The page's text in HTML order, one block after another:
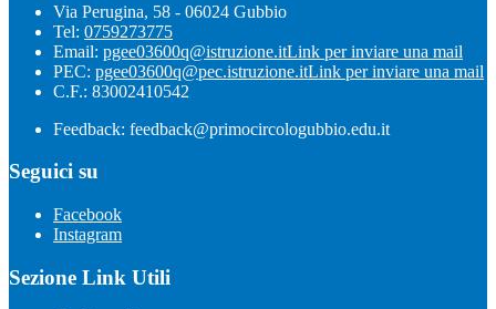
Via Perugina, 58 - 06024 Gubbio
Tel: 0759273775
Email: pgee03600q@istruzione.itLink per inviare una mail
PEC: pgee03600q@pec.istruzione.itLink per inviare una mail
C.F.: 83002410542
Feedback: feedback@primocircologubbio.edu.it
Seguici su
Facebook
Instagram
Sezione Link Utili